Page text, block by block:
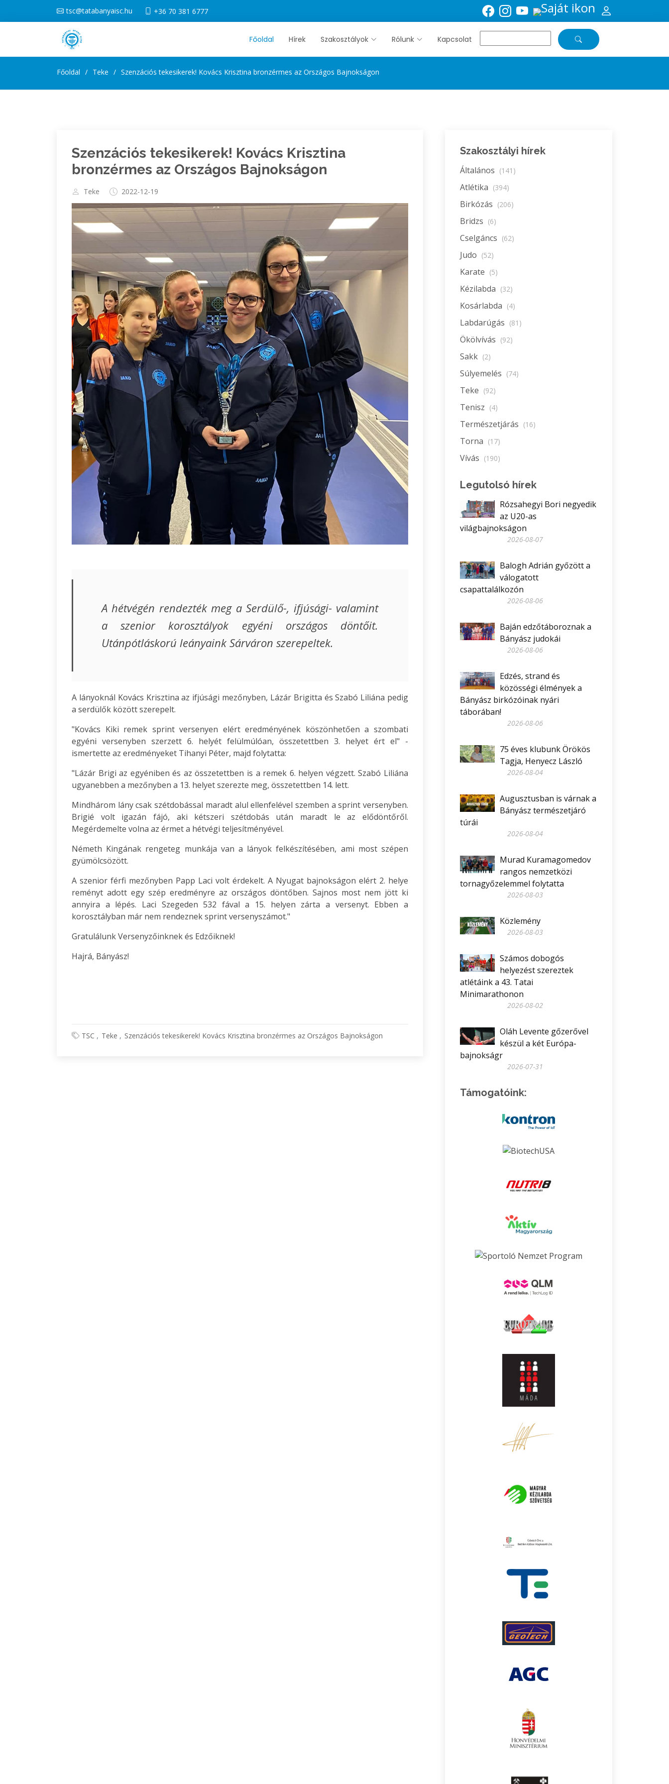
tsc@tatabanyaisc.hu +36 70 381 6777
Főoldal Hírek Szakosztályok Rólunk Kapcsolat
Főoldal Teke Szenzációs tekesikerek! Kovács Krisztina bronzérmes az Országos Bajnokságon
Szenzációs tekesikerek! Kovács Krisztina
bronzérmes az Országos Bajnokságon
Teke 2022-12-19
A hétvégén rendezték meg a Serdülő-, ifjúsági- valamint
a szenior korosztályok egyéni országos döntőit.
Utánpótláskorú leányaink Sárváron szerepeltek.
A lányoknál Kovács Krisztina az ifjúsági mezőnyben, Lázár Brigitta és Szabó Liliána pedig
a serdülők között szerepelt.
"Kovács Kiki remek sprint versenyen elért eredményének köszönhetően a szombati
egyéni versenyben szerzett 6. helyét felülmúlóan, összetettben 3. helyet ért el" -
ismertette az eredményeket Tihanyi Péter, majd folytatta:
"Lázár Brigi az egyéniben és az összetettben is a remek 6. helyen végzett. Szabó Liliána
ugyanebben a mezőnyben a 13. helyet szerezte meg, összetettben 14. lett.
Mindhárom lány csak szétdobással maradt alul ellenfelével szemben a sprint versenyben.
Brigié volt igazán fájó, aki kétszeri szétdobás után maradt le az elődöntőről.
Megérdemelte volna az érmet a hétvégi teljesítményével.
Németh Kingának rengeteg munkája van a lányok felkészítésében, ami most szépen
gyümölcsözött.
A szenior férfi mezőnyben Papp Laci volt érdekelt. A Nyugat bajnokságon elért 2. helye
reményt adott egy szép eredményre az országos döntőben. Sajnos most nem jött ki
annyira a lépés. Laci Szegeden 532 fával a 15. helyen zárta a versenyt. Ebben a
korosztályban már nem rendeznek sprint versenyszámot."
Gratulálunk Versenyzőinknek és Edzőiknek!
Hajrá, Bányász!
TSC Teke Szenzációs tekesikerek! Kovács Krisztina bronzérmes az Országos Bajnokságon
Szakosztályi hírek
Általános (141)
Atlétika (394)
Birkózás (206)
Bridzs (6)
Cselgáncs (62)
Judo (52)
Karate (5)
Kézilabda (32)
Kosárlabda (4)
Labdarúgás (81)
Ökölvívás (92)
Sakk (2)
Súlyemelés (74)
Teke (92)
Tenisz (4)
Természetjárás (16)
Torna (17)
Vívás (190)
Legutolsó hírek
Rózsahegyi Bori negyedik
az U20-as
világbajnokságon
2026-08-07
Balogh Adrián győzött a
válogatott
csapattalálkozón
2026-08-06
Baján edzőtáboroznak a
Bányász judokái
2026-08-06
Edzés, strand és
közösségi élmények a
Bányász birkózóinak nyári
táborában!
2026-08-06
75 éves klubunk Örökös
Tagja, Henyecz László
2026-08-04
Augusztusban is várnak a
Bányász természetjáró
túrái
2026-08-04
Murad Kuramagomedov
rangos nemzetközi
tornagyőzelemmel folytatta
2026-08-03
Közlemény
2026-08-03
Számos dobogós
helyezést szereztek
atlétáink a 43. Tatai
Minimarathonon
2026-08-02
Oláh Levente gőzerővel
készül a két Európa-
bajnokságr
2026-07-31
Támogatóink: